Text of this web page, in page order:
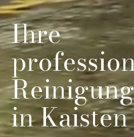
Ihre
in Kaisten